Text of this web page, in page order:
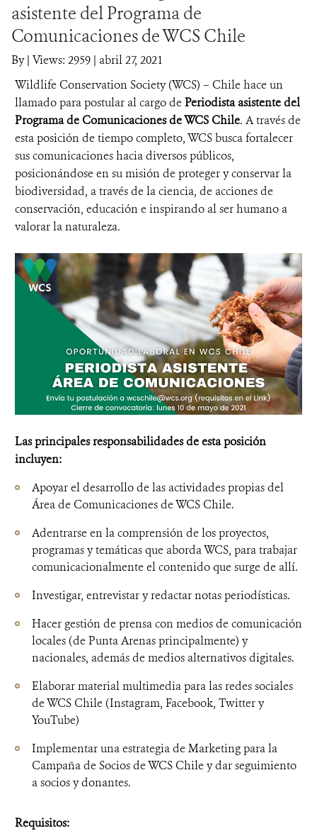
DONA
asistente del Programa de
Comunicaciones de WCS Chile
By| Views: 2959 | abril 27, 2021
Wildlife Conservation Society (WCS) – Chile hace un
llamado para postular al cargo dePeriodista asistente del
Programa de Comunicaciones de WCS Chile. A través de
esta posición de tiempo completo, WCS busca fortalecer
sus comunicaciones hacia diversos públicos,
posicionándose en su misión de proteger y conservar la
biodiversidad, a través de la ciencia, de acciones de
conservación, educación e inspirando al ser humano a
valorar la naturaleza.
Las principales responsabilidades de esta posición
incluyen:
Apoyar el desarrollo de las actividades propias del
Área de Comunicaciones de WCS Chile.
Adentrarse en la comprensión de los proyectos,
programas y temáticas que aborda WCS, para trabajar
comunicacionalmente el contenido que surge de allí.
Investigar, entrevistar y redactar notas periodísticas.
Hacer gestión de prensa con medios de comunicación
locales (de Punta Arenas principalmente) y
nacionales, además de medios alternativos digitales.
Elaborar material multimedia para las redes sociales
de WCS Chile (Instagram, Facebook, Twitter y
YouTube)
Implementar una estrategia de Marketing para la
Campaña de Socios de WCS Chile y dar seguimiento
a socios y donantes.
Requisitos: